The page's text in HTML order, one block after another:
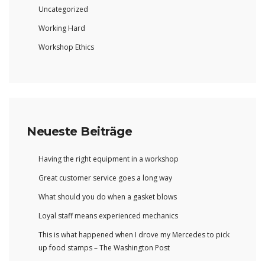
Uncategorized
Working Hard
Workshop Ethics
Neueste Beiträge
Having the right equipment in a workshop
Great customer service goes a long way
What should you do when a gasket blows
Loyal staff means experienced mechanics
This is what happened when I drove my Mercedes to pick
up food stamps – The Washington Post